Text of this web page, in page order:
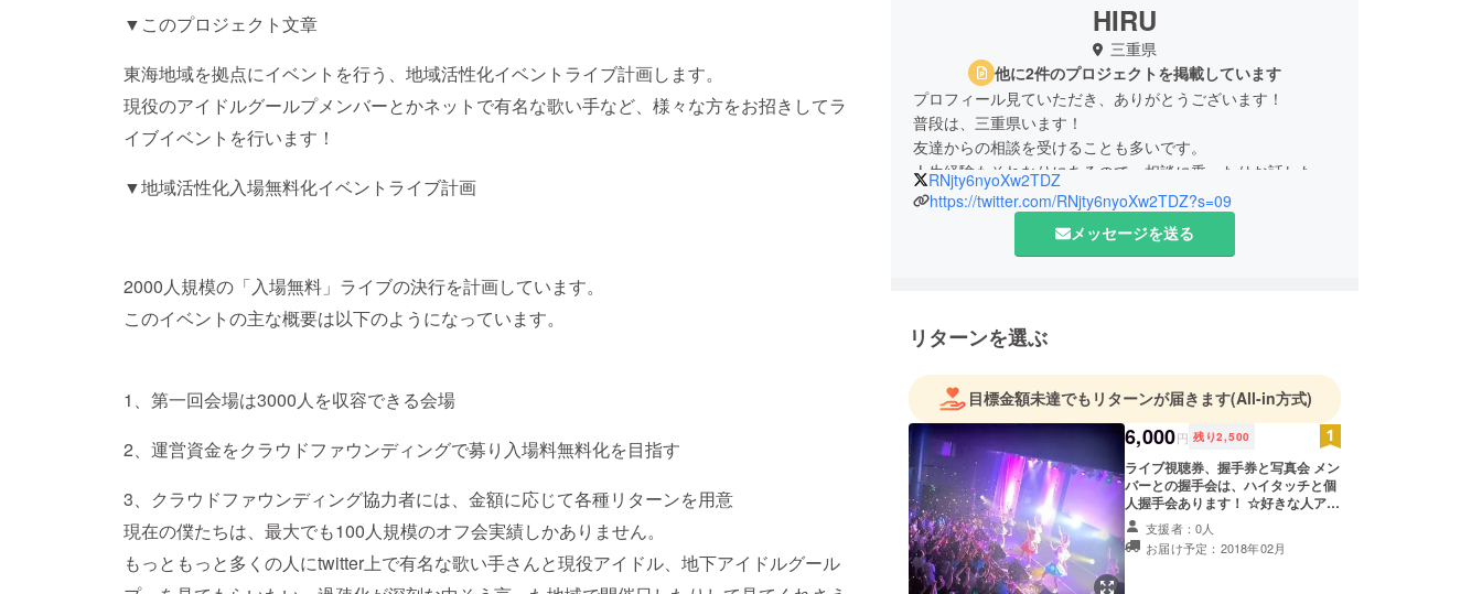
▼このプロジェクト文章
東海地域を拠点にイベントを行う、地域活性化イベントライブ計画します。
現役のアイドルグールプメンバーとかネットで有名な歌い手など、様々な方をお招きしてラ
イブイベントを行います！
▼地域活性化入場無料化イベントライブ計画
2000人規模の「入場無料」ライブの決行を計画しています。
このイベントの主な概要は以下のようになっています。
1、第一回会場は3000人を収容できる会場
2、運営資金をクラウドファウンディングで募り入場料無料化を目指す
3、クラウドファウンディング協力者には、金額に応じて各種リターンを用意
現在の僕たちは、最大でも100人規模のオフ会実績しかありません。
もっともっと多くの人にtwitter上で有名な歌い手さんと現役アイドル、地下アイドルグール
HIRU
三重県
他に2件のプロジェクトを掲載しています
プロフィール見ていただき、ありがとうございます！
普段は、三重県います！
友達からの相談を受けることも多いです。
人生経験もそれなりにあるので、相談に乗ったりお話したり
することもできると思います。
絆と友情って素晴らしいよね✨
一人一人の人間関係を大切にしたい！
RNjty6nyoXw2TDZ
https://twitter.com/RNjty6nyoXw2TDZ?s=09
メッセージを送る
リターンを選ぶ
目標金額未達でもリターンが届きます(All-in方式)
6,000円 残り2,500
ライブ視聴券、握手券と写真会 メン
バーとの握手会は、ハイタッチと個
人握手会あります！ ☆好きな人アイ
ドルメンバー個人撮影して記念生写
真付き(握手会、写真会) ライブ終了
後に、記念品、アンケート券渡しま
支援者：0人
お届け予定：2018年02月